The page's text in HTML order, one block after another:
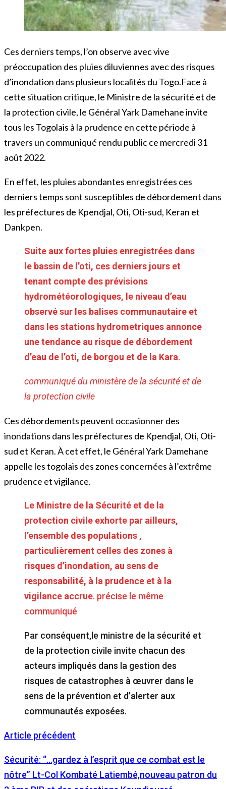
Ces derniers temps, l’on observe avec vive
préoccupation des pluies diluviennes avec des risques
d’inondation dans plusieurs localités du Togo.Face à
cette situation critique, le Ministre de la sécurité et de
la protection civile, le Général Yark Damehane invite
tous les Togolais à la prudence en cette période à
travers un communiqué rendu public ce mercredi 31
août 2022.
En effet, les pluies abondantes enregistrées ces
derniers temps sont susceptibles de débordement dans
les préfectures de Kpendjal, Oti, Oti-sud, Keran et
Dankpen.
Suite aux fortes pluies enregistrées dans
le bassin de l’oti, ces derniers jours et
tenant compte des prévisions
hydrométéorologiques, le niveau d’eau
observé sur les balises communautaire et
dans les stations hydrometriques annonce
une tendance au risque de débordement
d’eau de l’oti, de borgou et de la Kara.
communiqué du ministère de la sécurité et de
la protection civile
Ces débordements peuvent occasionner des
inondations dans les préfectures de Kpendjal, Oti, Oti-
sud et Keran. À cet effet, le Général Yark Damehane
appelle les togolais des zones concernées à l’extrême
prudence et vigilance.
Le Ministre de la Sécurité et de la
protection civile exhorte par ailleurs,
l’ensemble des populations ,
particulièrement celles des zones à
risques d’inondation, au sens de
responsabilité, à la prudence et à la
vigilance accrue. précise le même
communiqué
Par conséquent,le ministre de la sécurité et
de la protection civile invite chacun des
acteurs impliqués dans la gestion des
risques de catastrophes à œuvrer dans le
sens de la prévention et d’alerter aux
communautés exposées.
Article précédent
Sécurité: “…gardez à l’esprit que ce combat est le
nôtre” Lt-Col Kombaté Latiembé,nouveau patron du